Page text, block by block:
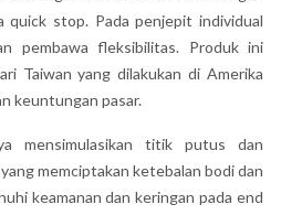
quick stop. Pada penjepit individual
pembawa fleksibilitas. Produk ini
Taiwan yang dilakukan di Amerika
keuntungan pasar.
mensimulasikan titik putus dan
memciptakan ketebalan bodi dan
keamanan dan keringan pada end